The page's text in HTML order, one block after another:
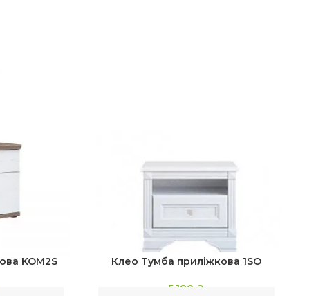
KOM2S Клео Тумба приліжкова 1SO
5,180 ₴